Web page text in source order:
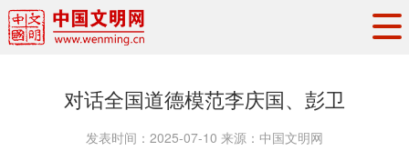
权威发布
资讯联播
地方交流
文明培育
文明实践
文明创建
对话全国道德模范李庆国、彭卫
发表时间： 2025-07-10 来源： 中国文明网